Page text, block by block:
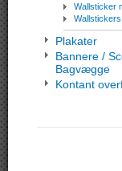
Wallsticker
Plakater
Bannere /
Bagvægge
Kontant